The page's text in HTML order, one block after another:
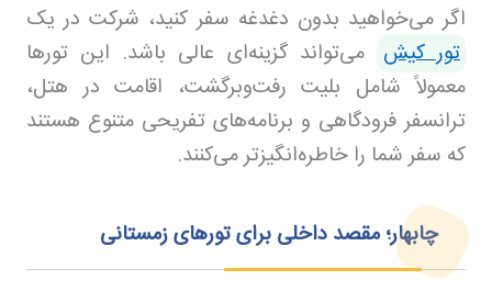
اگر می‌خواهید بدون دغدغه سفر کنید، شرکت در یک
تور کیش می‌تواند گزینه‌ای عالی باشد. این تورها
معمولاً شامل بلیت رفت‌وبرگشت، اقامت در هتل،
ترانسفر فرودگاهی و برنامه‌های تفریحی متنوع هستند
که سفر شما را خاطره‌انگیزتر می‌کنند.
چابهار؛ مقصد داخلی برای تورهای زمستانی